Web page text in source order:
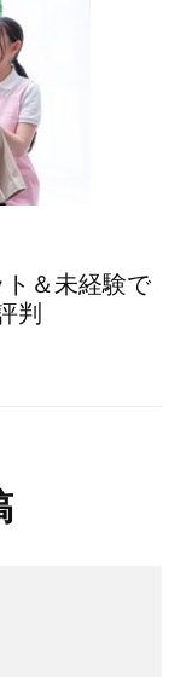
＆未経験で
判